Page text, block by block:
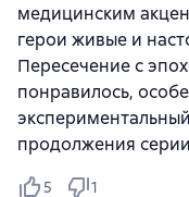
медицинским
герои живые и
Пересечение с
понравилось,
продолжения серии
5 1